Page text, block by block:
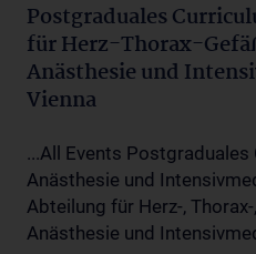
Postgraduales
für Herz-Thorax-
Anästhesie und
Vienna
...All Events Postgraduales
Anästhesie und
Abteilung für Herz-,
Anästhesie und